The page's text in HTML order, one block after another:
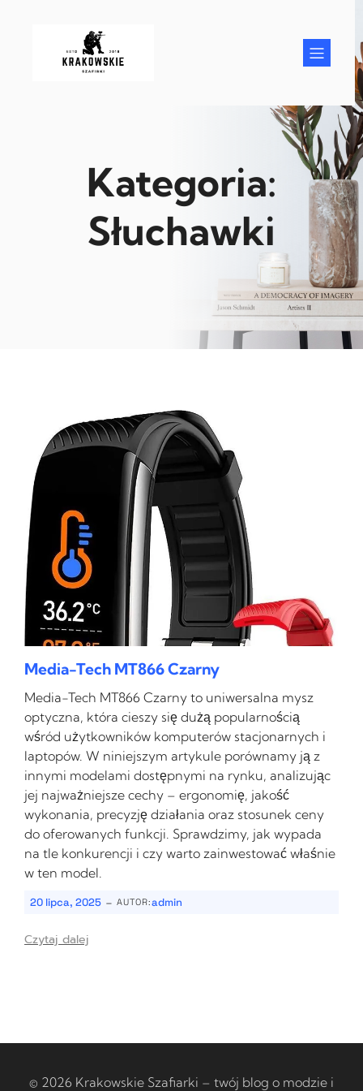
Kategoria:
Słuchawki
Media-Tech MT866 Czarny
Media-Tech MT866 Czarny to uniwersalna mysz
optyczna, która cieszy się dużą popularnością
wśród użytkowników komputerów stacjonarnych i
laptopów. W niniejszym artykule porównamy ją z
innymi modelami dostępnymi na rynku, analizując
jej najważniejsze cechy – ergonomię, jakość
wykonania, precyzję działania oraz stosunek ceny
do oferowanych funkcji. Sprawdzimy, jak wypada
na tle konkurencji i czy warto zainwestować właśnie
w ten model.
20 lipca, 2025 - AUTOR:admin
Czytaj dalej
© 2026 Krakowskie Szafiarki – twój blog o modzie i